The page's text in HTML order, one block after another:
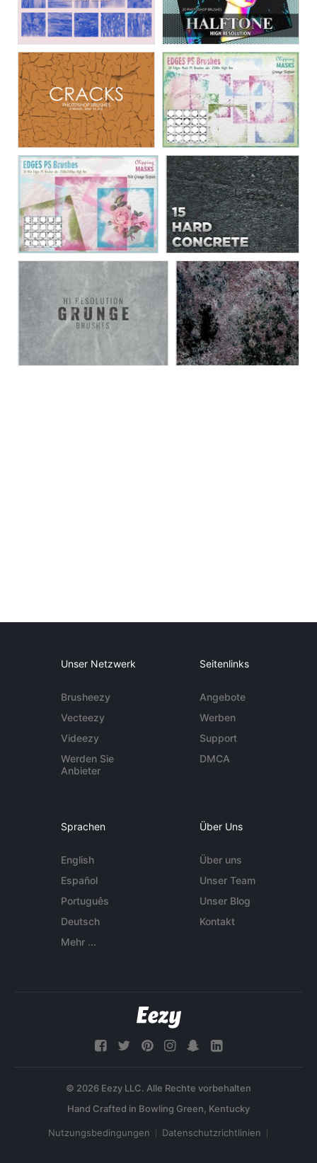
Unser Netzwerk
Brusheezy
Vecteezy
Videezy
Werden Sie
Anbieter
Seitenlinks
Angebote
Werben
Support
DMCA
Sprachen
English
Español
Português
Deutsch
Mehr ...
Über Uns
Über uns
Unser Team
Unser Blog
Kontakt
© 2026 Eezy LLC. Alle Rechte vorbehalten
Nutzungsbedingungen Datenschutzrichtlinien